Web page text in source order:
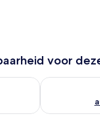
voor
voor vanavond aug
De